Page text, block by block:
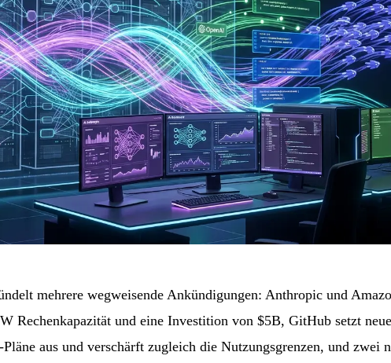
mehrere wegweisende Ankündigungen: Anthropic und
Rechenkapazität und eine Investition von $5B, GitHub setzt
aus und verschärft zugleich die Nutzungsgrenzen, und zwei